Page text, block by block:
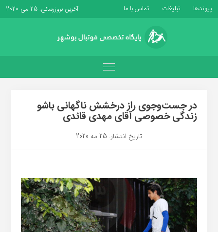
پیوندها تبلیغات تماس با ما آخرین بروزرسانی: 25 می 2020
در جست‌وجوی راز درخشش ناگهانی باشو
زندگی خصوصی آقای مهدی قائدی
تاریخ انتشار: 25 مه 2020